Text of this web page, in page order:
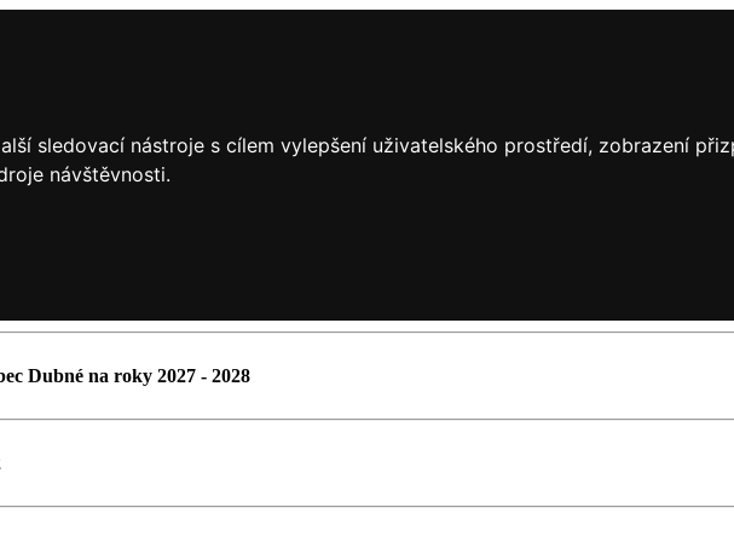
sledovací nástroje s cílem vylepšení uživatelského prostředí, zobrazení
návštěvnosti.
Dubné na roky 2027 - 2028